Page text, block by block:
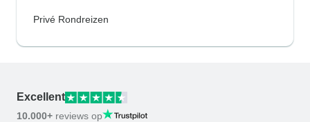
Privé Rondreizen
Excellent
10.000+ reviews op